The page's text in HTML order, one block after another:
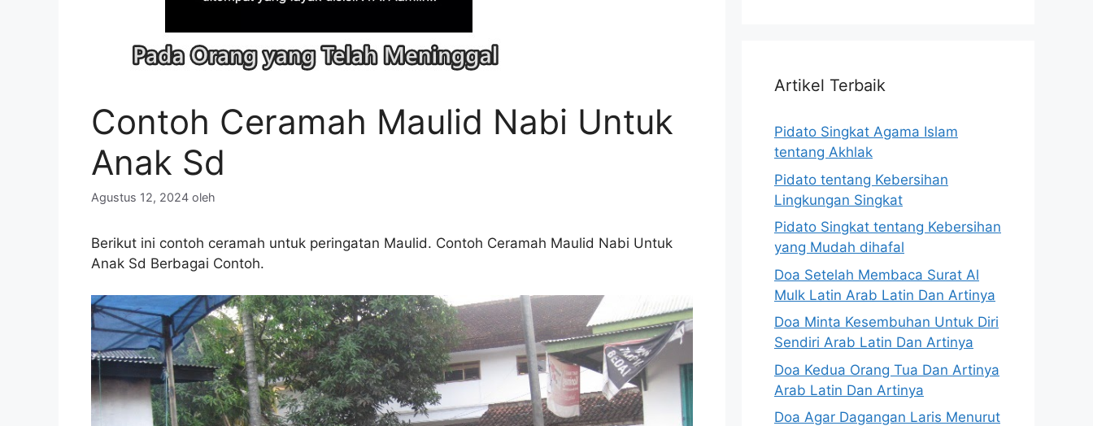
Contoh Ceramah Maulid Nabi Untuk
Anak Sd
Agustus 12, 2024 oleh
Berikut ini contoh ceramah untuk peringatan Maulid. Contoh Ceramah Maulid Nabi Untuk
Anak Sd Berbagai Contoh.
Artikel Terbaik
Pidato Singkat Agama Islam
tentang Akhlak
Pidato tentang Kebersihan
Lingkungan Singkat
Pidato Singkat tentang Kebersihan
yang Mudah dihafal
Doa Setelah Membaca Surat Al
Mulk Latin Arab Latin Dan Artinya
Doa Minta Kesembuhan Untuk Diri
Sendiri Arab Latin Dan Artinya
Doa Kedua Orang Tua Dan Artinya
Arab Latin Dan Artinya
Doa Agar Dagangan Laris Menurut